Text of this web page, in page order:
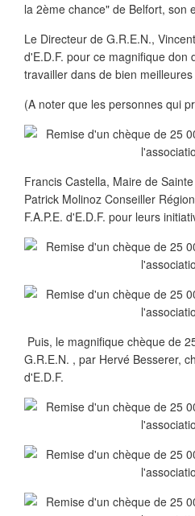
la 2ème chance" de Belfort, son
Le Directeur de G.R.E.N.,
d'E.D.F. pour ce magnifique
travailler dans de bien
(A noter que les personnes qui
Francis Castella, Maire de
Patrick Molinoz Conseiller
F.A.P.E. d'E.D.F. pour leurs
Puis, le magnifique chèque de
G.R.E.N. , par Hervé Besserer,
d'E.D.F.